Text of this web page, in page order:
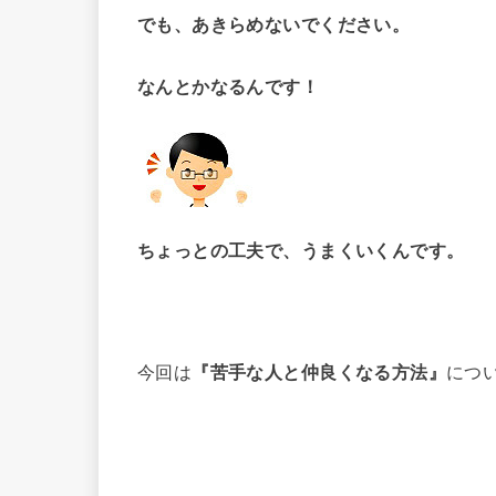
でも、あきらめないでください。
なんとかなるんです！
ちょっとの工夫で、うまくいくんです。
今回は 『苦手な人と仲良くなる方法』 につ